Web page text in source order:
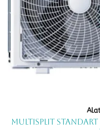
Multisplit standart